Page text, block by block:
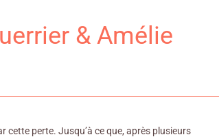
& Amélie
perte. Jusqu’à ce que, après plusieurs